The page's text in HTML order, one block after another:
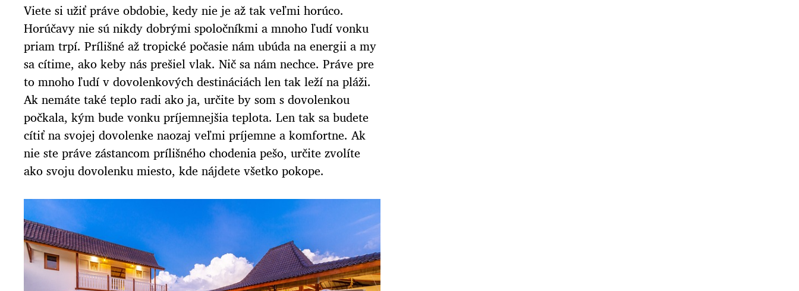
Viete si užiť práve obdobie, kedy nie je až tak veľmi horúco.
Horúčavy nie sú nikdy dobrými spoločníkmi a mnoho ľudí vonku
priam trpí. Prílišné až tropické počasie nám ubúda na energii a my
sa cítime, ako keby nás prešiel vlak. Nič sa nám nechce. Práve pre
to mnoho ľudí v dovolenkových destináciách len tak leží na pláži.
Ak nemáte také teplo radi ako ja, určite by som s dovolenkou
počkala, kým bude vonku príjemnejšia teplota. Len tak sa budete
cítiť na svojej dovolenke naozaj veľmi príjemne a komfortne. Ak
nie ste práve zástancom prílišného chodenia pešo, určite zvolíte
ako svoju dovolenku miesto, kde nájdete všetko pokope.